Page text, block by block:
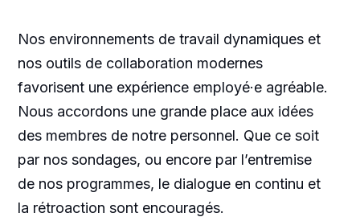
Nos environnements de travail dynamiques et
nos outils de collaboration modernes
favorisent une expérience employé·e agréable.
Nous accordons une grande place aux idées
des membres de notre personnel. Que ce soit
par nos sondages, ou encore par l’entremise
de nos programmes, le dialogue en continu et
la rétroaction sont encouragés.